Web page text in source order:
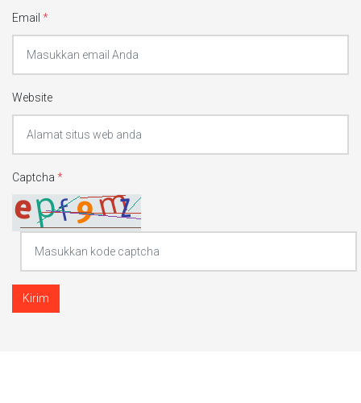
Email *
Website
Captcha *
Kirim